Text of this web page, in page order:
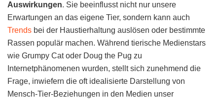
Auswirkungen. Sie beeinflusst nicht nur unsere
Erwartungen an das eigene Tier, sondern kann auch
Trends bei der Haustierhaltung auslösen oder bestimmte
Rassen populär machen. Während tierische Medienstars
wie Grumpy Cat oder Doug the Pug zu
Internetphänomenen wurden, stellt sich zunehmend die
Frage, inwiefern die oft idealisierte Darstellung von
Mensch-Tier-Beziehungen in den Medien unser